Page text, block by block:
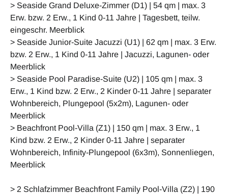
> Seaside Grand Deluxe-Zimmer (D1) | 54 qm | max. 3
Erw. bzw. 2 Erw., 1 Kind 0-11 Jahre | Tagesbett, teilw.
eingeschr. Meerblick
> Seaside Junior-Suite Jacuzzi (U1) | 62 qm | max. 3 Erw.
bzw. 2 Erw., 1 Kind 0-11 Jahre | Jacuzzi, Lagunen- oder
Meerblick
> Seaside Pool Paradise-Suite (U2) | 105 qm | max. 3
Erw., 1 Kind bzw. 2 Erw., 2 Kinder 0-11 Jahre | separater
Wohnbereich, Plungepool (5x2m), Lagunen- oder
Meerblick
> Beachfront Pool-Villa (Z1) | 150 qm | max. 3 Erw., 1
Kind bzw. 2 Erw., 2 Kinder 0-11 Jahre | separater
Wohnbereich, Infinity-Plungepool (6x3m), Sonnenliegen,
Meerblick
> 2 Schlafzimmer Beachfront Family Pool-Villa (Z2) | 190